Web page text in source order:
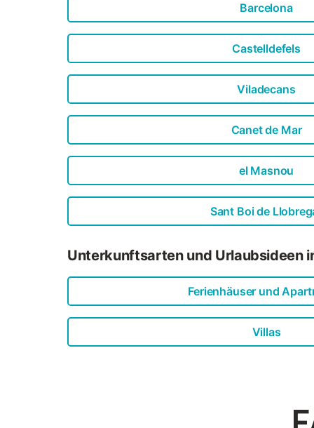
Barcelona
Castelldefels
Viladecans
Canet de Mar
el Masnou
Sant Boi de
Unterkunftsarten und Urlaubsideen
Ferienhäuser und
Villas